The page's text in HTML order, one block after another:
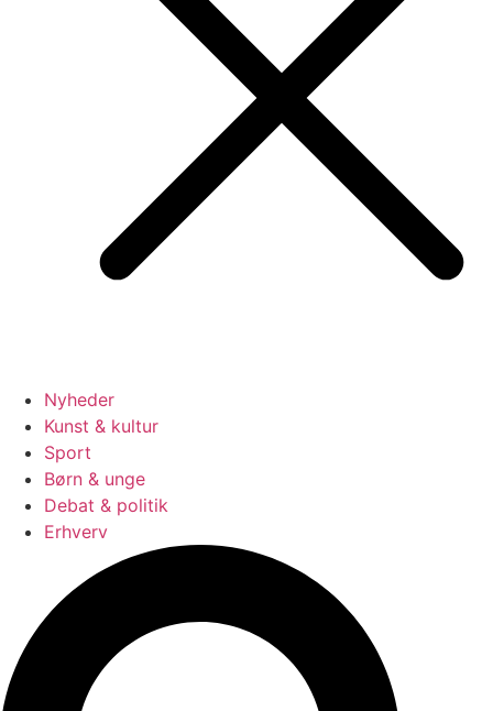
Nyheder
Kunst & kultur
Sport
Børn & unge
Debat & politik
Erhverv